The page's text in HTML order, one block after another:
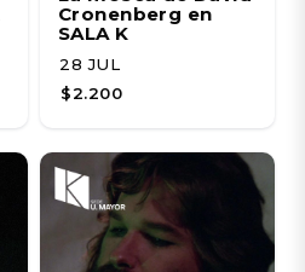
Cronenberg en
SALA K
28 JUL
$2.200